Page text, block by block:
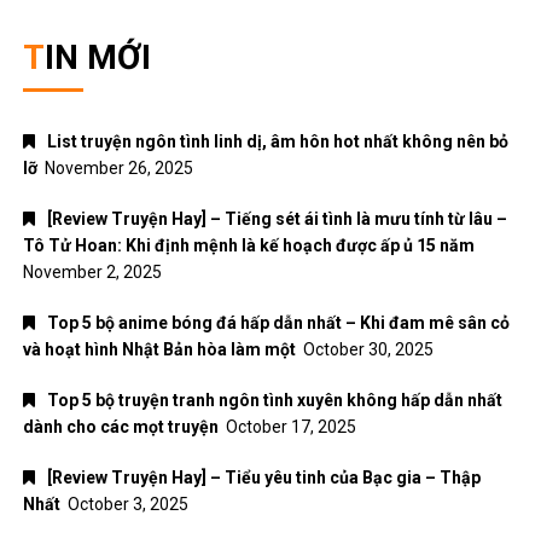
TIN MỚI
List truyện ngôn tình linh dị, âm hôn hot nhất không nên bỏ
lỡ November 26, 2025
[Review Truyện Hay] – Tiếng sét ái tình là mưu tính từ lâu –
Tô Tử Hoan: Khi định mệnh là kế hoạch được ấp ủ 15 năm
November 2, 2025
Top 5 bộ anime bóng đá hấp dẫn nhất – Khi đam mê sân cỏ
và hoạt hình Nhật Bản hòa làm một October 30, 2025
Top 5 bộ truyện tranh ngôn tình xuyên không hấp dẫn nhất
dành cho các mọt truyện October 17, 2025
[Review Truyện Hay] – Tiểu yêu tinh của Bạc gia – Thập
Nhất October 3, 2025